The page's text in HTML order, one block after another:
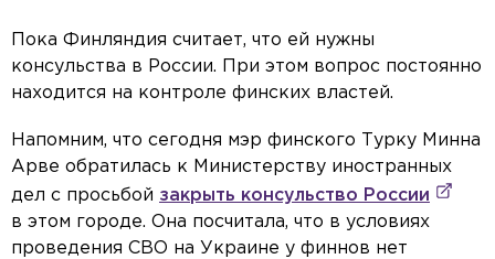
Пока Финляндия считает, что ей нужны
консульства в России. При этом вопрос постоянно
находится на контроле финских властей.
Напомним, что сегодня мэр финского Турку Минна
Арве обратилась к Министерству иностранных
дел с просьбой закрыть консульство России
в этом городе. Она посчитала, что в условиях
проведения СВО на Украине у финнов нет